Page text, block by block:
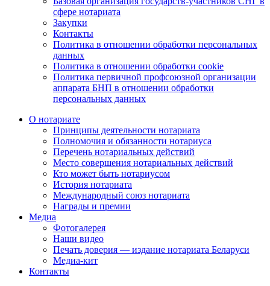
сфере нотариата
Закупки
Контакты
Политика в отношении обработки персональных
данных
Политика в отношении обработки cookie
Политика первичной профсоюзной организации
аппарата БНП в отношении обработки
персональных данных
О нотариате
Принципы деятельности нотариата
Полномочия и обязанности нотариуса
Перечень нотариальных действий
Место совершения нотариальных действий
Кто может быть нотариусом
История нотариата
Международный союз нотариата
Награды и премии
Медиа
Фотогалерея
Наши видео
Печать доверия — издание нотариата Беларуси
Медиа-кит
Контакты